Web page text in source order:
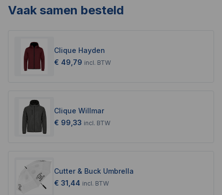
Vaak samen besteld
Clique Hayden
€ 49,79 incl. BTW
Clique Willmar
€ 99,33 incl. BTW
Cutter & Buck Umbrella
€ 31,44 incl. BTW